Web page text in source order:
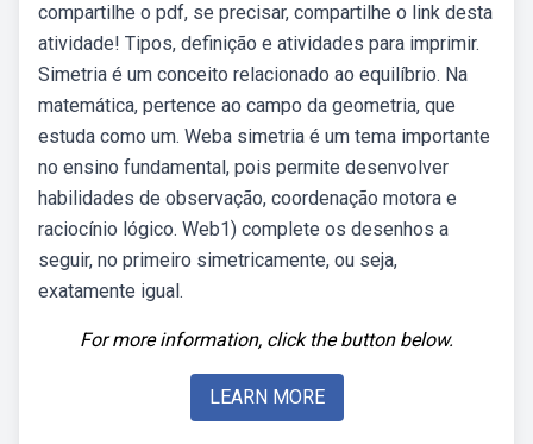
compartilhe o pdf, se precisar, compartilhe o link desta
atividade! Tipos, definição e atividades para imprimir.
Simetria é um conceito relacionado ao equilíbrio. Na
matemática, pertence ao campo da geometria, que
estuda como um. Weba simetria é um tema importante
no ensino fundamental, pois permite desenvolver
habilidades de observação, coordenação motora e
raciocínio lógico. Web1) complete os desenhos a
seguir, no primeiro simetricamente, ou seja,
exatamente igual.
For more information, click the button below.
LEARN MORE